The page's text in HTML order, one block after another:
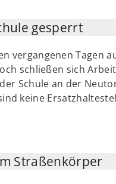
gesperrt
vergangenen Tagen
schließen sich
Schule an der
keine
Straßenkörper